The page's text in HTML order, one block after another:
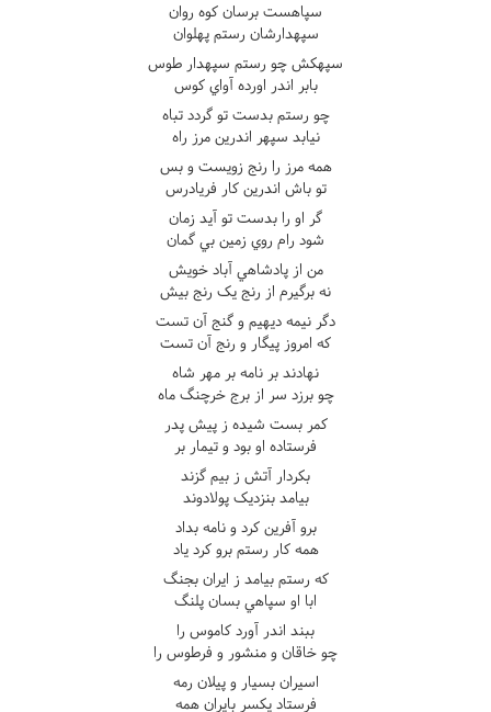
سپاهست برسان کوه روان
سپهدارشان رستم پهلوان
سپهکش چو رستم سپهدار طوس
بابر اندر اورده آواي کوس
چو رستم بدست تو گردد تباه
نيابد سپهر اندرين مرز راه
همه مرز را رنج زويست و بس
تو باش اندرين کار فريادرس
گر او را بدست تو آيد زمان
شود رام روي زمين بي گمان
من از پادشاهي آباد خويش
نه برگيرم از رنج يک رنج بيش
دگر نيمه ديهيم و گنج آن تست
که امروز پيگار و رنج آن تست
نهادند بر نامه بر مهر شاه
چو برزد سر از برج خرچنگ ماه
کمر بست شيده ز پيش پدر
فرستاده او بود و تيمار بر
بکردار آتش ز بيم گزند
بيامد بنزديک پولادوند
برو آفرين کرد و نامه بداد
همه کار رستم برو کرد ياد
که رستم بيامد ز ايران بجنگ
ابا او سپاهي بسان پلنگ
ببند اندر آورد کاموس را
چو خاقان و منشور و فرطوس را
اسيران بسيار و پيلان رمه
فرستاد يکسر بايران همه